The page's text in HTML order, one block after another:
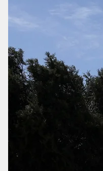
verlag
verlag
veranstaltungen
shop
fragen & hilfe
unterstützen